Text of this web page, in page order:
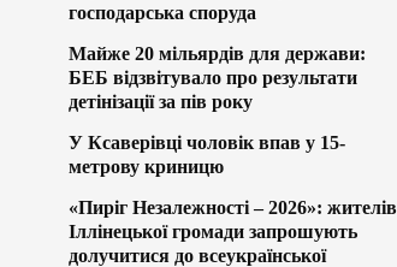
господарська споруда
Майже 20 мільярдів для держави:
БЕБ відзвітувало про результати
детінізації за пів року
У Ксаверівці чоловік впав у 15-
метрову криницю
«Пиріг Незалежності – 2026»: жителів
Іллінецької громади запрошують
долучитися до всеукраїнської